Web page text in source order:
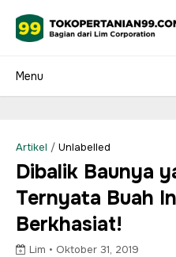
Artikel / Unlabelled
Dibalik Baunya
Ternyata Buah
Berkhasiat!
Lim • Oktober 31, 2019